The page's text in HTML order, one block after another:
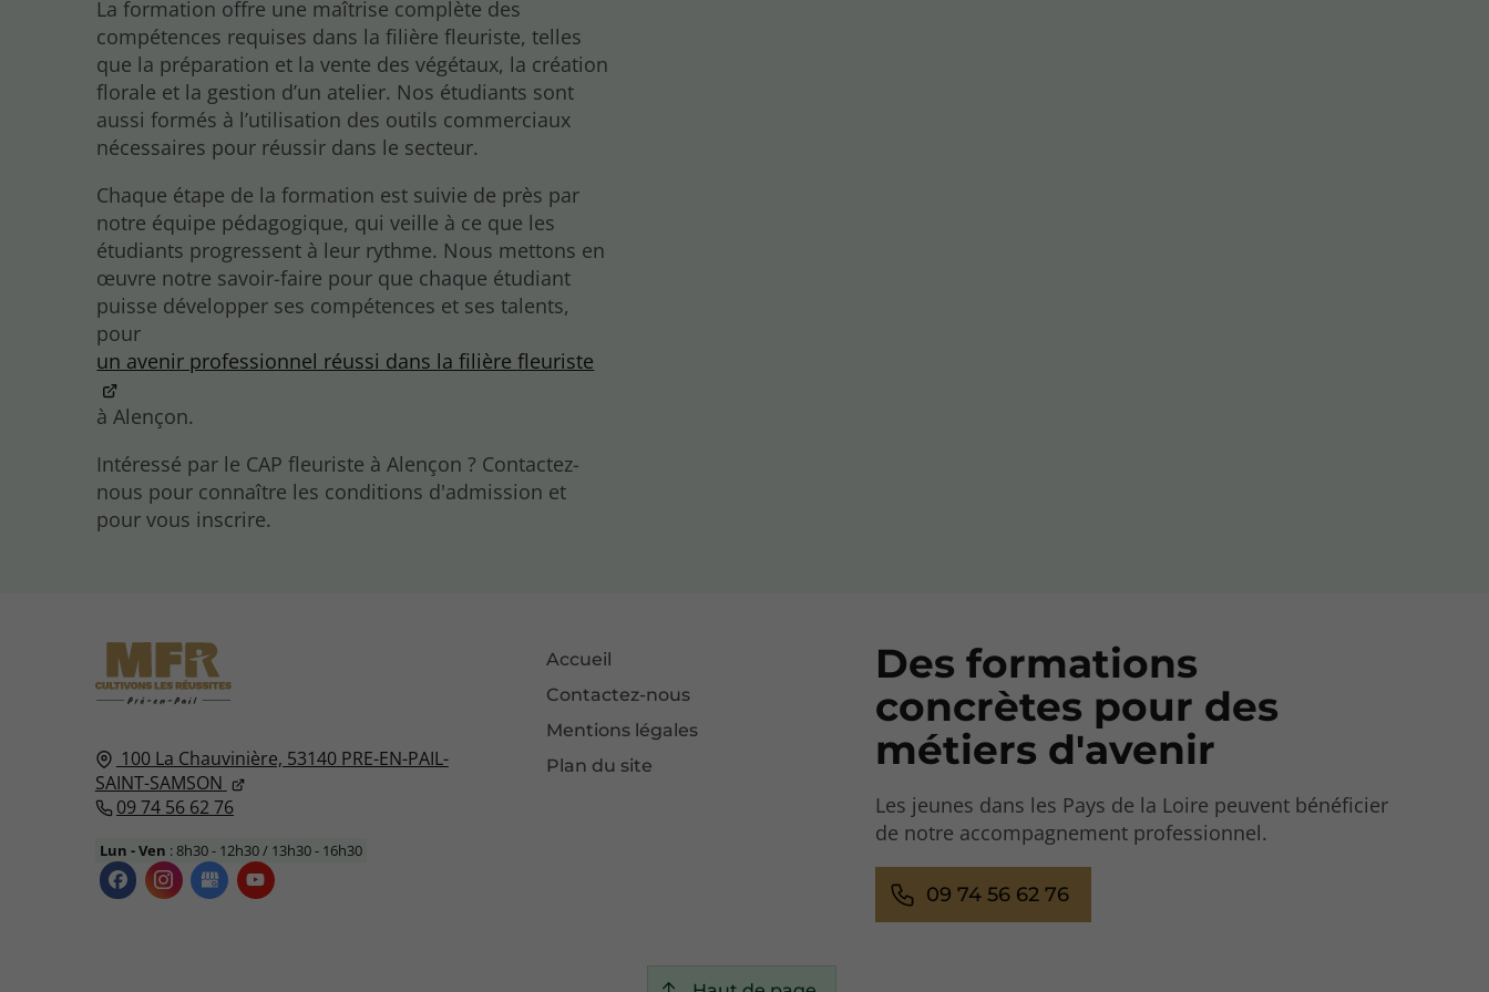
La formation offre une maîtrise complète des
compétences requises dans la filière fleuriste, telles
que la préparation et la vente des végétaux, la création
florale et la gestion d’un atelier. Nos étudiants sont
aussi formés à l’utilisation des outils commerciaux
nécessaires pour réussir dans le secteur.
Chaque étape de la formation est suivie de près par
notre équipe pédagogique, qui veille à ce que les
étudiants progressent à leur rythme. Nous mettons en
œuvre notre savoir-faire pour que chaque étudiant
puisse développer ses compétences et ses talents,
pour
un avenir professionnel réussi dans la filière fleuriste
à Alençon.
Intéressé par le CAP fleuriste à Alençon ? Contactez-
nous pour connaître les conditions d'admission et
pour vous inscrire.
100 La Chauvinière, 53140 PRE-EN-PAIL-
SAINT-SAMSON
09 74 56 62 76
Lun - Ven : 8h30 - 12h30 / 13h30 - 16h30
Accueil
Contactez-nous
Mentions légales
Plan du site
Des formations
concrètes pour des
métiers d'avenir
Les jeunes dans les Pays de la Loire peuvent bénéficier
de notre accompagnement professionnel.
09 74 56 62 76